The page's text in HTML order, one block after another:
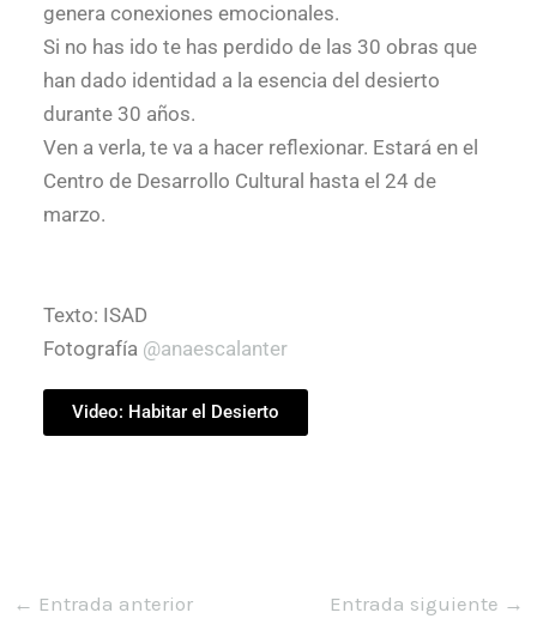
genera conexiones emocionales.
Si no has ido te has perdido de las 30 obras que
han dado identidad a la esencia del desierto
durante 30 años.
Ven a verla, te va a hacer reflexionar. Estará en el
Centro de Desarrollo Cultural hasta el 24 de
marzo.
Texto: ISAD
Fotografía @anaescalanter
Video: Habitar el Desierto
← Entrada anterior Entrada siguiente →